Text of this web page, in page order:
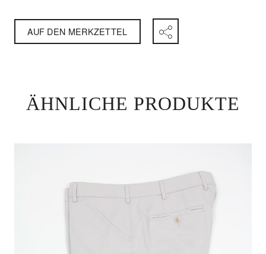
AUF DEN MERKZETTEL
ÄHNLICHE PRODUKTE